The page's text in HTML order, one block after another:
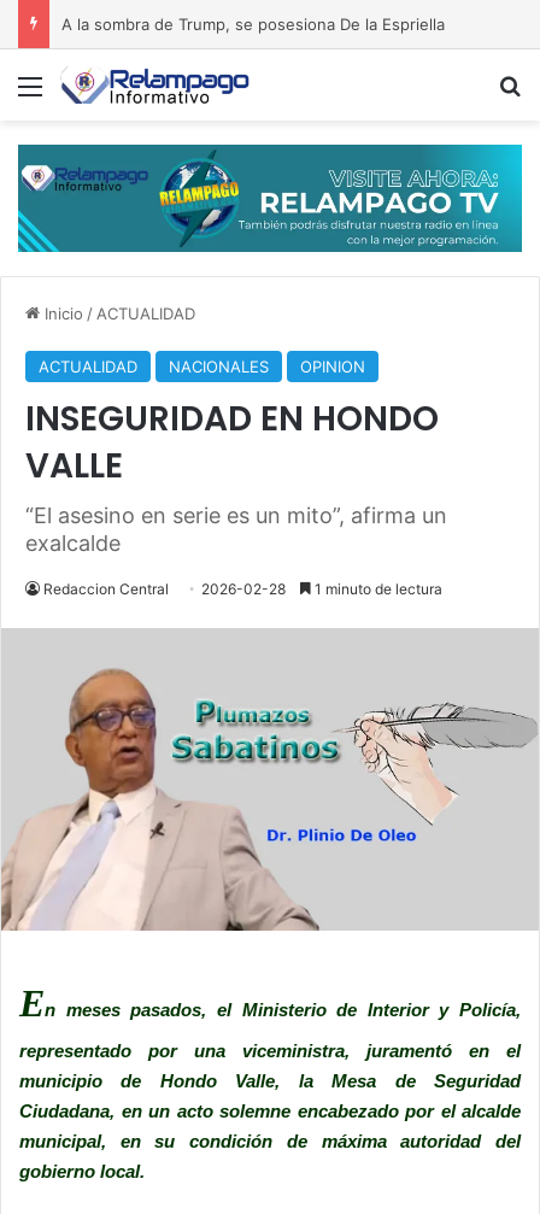
A la sombra de Trump, se posesiona De la Espriella
Menú
Inicio / ACTUALIDAD
ACTUALIDAD NACIONALES OPINION
INSEGURIDAD EN HONDO
VALLE
“El asesino en serie es un mito”, afirma un
exalcalde
Redaccion Central 2026-02-28 1 minuto de lectura
En meses pasados, el Ministerio de Interior y Policía,
representado por una viceministra, juramentó en el
municipio de Hondo Valle, la Mesa de Seguridad
Ciudadana, en un acto solemne encabezado por el alcalde
municipal, en su condición de máxima autoridad del
gobierno local.